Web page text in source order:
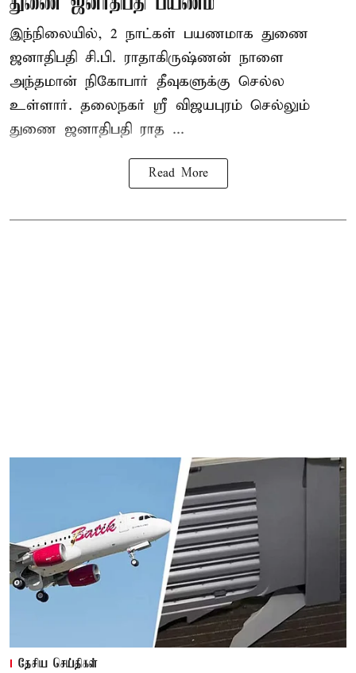
இந்நிலையில், 2 நாட்கள் பயணமாக துணை
ஜனாதிபதி சி.பி. ராதாகிருஷ்ணன் நாளை
அந்தமான் நிகோபார் தீவுகளுக்கு செல்ல
உள்ளார். தலைநகர் ஸ்ரீ விஜயபுரம் செல்லும்
துணை ஜனாதிபதி ராத ...
Read More
தேசிய செய்திகள்